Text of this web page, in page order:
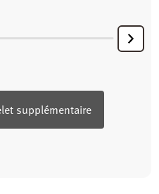
supplémentaire